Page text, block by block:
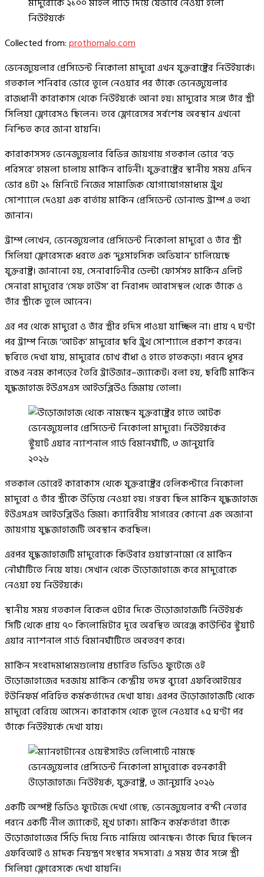
নিউইয়র্কে
Collected from:prothomalo.com
ভেনেজুয়েলার প্রেসিডেন্ট নিকোলা মাদুরো এখন যুক্তরাষ্ট্রের নিউইয়র্কে।
গতকাল শনিবার ভোরে তুলে নেওয়ার পর তাঁকে ভেনেজুয়েলার
রাজধানী কারাকাস থেকে নিউইয়র্কে আনা হয়। মাদুরোর সঙ্গে তাঁর স্ত্রী
সিলিয়া ফ্লোরেসও ছিলেন। তবে ফ্লোরেসের সর্বশেষ অবস্থান এখনো
নিশ্চিত করে জানা যায়নি।
কারাকাসসহ ভেনেজুয়েলার বিভিন্ন জায়গায় গতকাল ভোরে ‘বড়
পরিসরে’ হামলা চালায় মার্কিন বাহিনী। যুক্তরাষ্ট্রের স্থানীয় সময় এদিন
ভোর ৪টা ২১ মিনিটে নিজের সামাজিক যোগাযোগমাধ্যম ট্রুথ
সোশ্যালে দেওয়া এক বার্তায় মার্কিন প্রেসিডেন্ট ডোনাল্ড ট্রাম্প এ তথ্য
জানান।
ট্রাম্প লেখেন, ভেনেজুয়েলার প্রেসিডেন্ট নিকোলা মাদুরো ও তাঁর স্ত্রী
সিলিয়া ফ্লোরেসকে ধরতে এক ‘দুঃসাহসিক অভিযান’ চালিয়েছে
যুক্তরাষ্ট্র। জানানো হয়, সেনাবাহিনীর ডেল্টা ফোর্সসহ মার্কিন এলিট
সেনারা মাদুরোর ‘সেফ হাউস’ বা নিরাপদ আবাসস্থল থেকে তাঁকে ও
তাঁর স্ত্রীকে তুলে আনেন।
এর পর থেকে মাদুরো ও তাঁর স্ত্রীর হদিস পাওয়া যাচ্ছিল না। প্রায় ৭ ঘণ্টা
পর ট্রাম্প নিজে ‘আটক’ মাদুরোর ছবি ট্রুথ সোশ্যালে প্রকাশ করেন।
ছবিতে দেখা যায়, মাদুরোর চোখ বাঁধা ও হাতে হাতকড়া। পরনে ধূসর
রঙের নরম কাপড়ের তৈরি ট্রাউজার–জ্যাকেট। বলা হয়, ছবিটি মার্কিন
যুদ্ধজাহাজ ইউএসএস আইডব্লিউও জিমায় তোলা।
গতকাল ভোরেই কারাকাস থেকে যুক্তরাষ্ট্রের হেলিকপ্টারে নিকোলা
মাদুরো ও তাঁর স্ত্রীকে উড়িয়ে নেওয়া হয়। গন্তব্য ছিল মার্কিন যুদ্ধজাহাজ
ইউএসএস আইডব্লিউও জিমা। ক্যারিবীয় সাগরের কোনো এক অজানা
জায়গায় যুদ্ধজাহাজটি অবস্থান করছিল।
এরপর যুদ্ধজাহাজটি মাদুরোকে কিউবার গুয়ান্তানামো বে মার্কিন
নৌঘাঁটিতে নিয়ে যায়। সেখান থেকে উড়োজাহাজে করে মাদুরোকে
নেওয়া হয় নিউইয়র্কে।
স্থানীয় সময় গতকাল বিকেল ৫টার দিকে উড়োজাহাজটি নিউইয়র্ক
সিটি থেকে প্রায় ৭০ কিলোমিটার দূরে অবস্থিত অরেঞ্জ কাউন্টির স্টুয়ার্ট
এয়ার ন্যাশনাল গার্ড বিমানঘাঁটিতে অবতরণ করে।
মার্কিন সংবাদমাধ্যমগুলোয় প্রচারিত ভিডিও ফুটেজে ওই
উড়োজাহাজের দরজায় মার্কিন কেন্দ্রীয় তদন্ত ব্যুরো এফবিআইয়ের
ইউনিফর্ম পরিহিত কর্মকর্তাদের দেখা যায়। এরপর উড়োজাহাজটি থেকে
মাদুরো বেরিয়ে আসেন। কারাকাস থেকে তুলে নেওয়ার ১৫ ঘণ্টা পর
তাঁকে নিউইয়র্কে দেখা যায়।
একটি অস্পষ্ট ভিডিও ফুটেজে দেখা গেছে, ভেনেজুয়েলার বন্দী নেতার
পরনে একটি নীল জ্যাকেট, মুখ ঢাকা। মার্কিন কর্মকর্তারা তাঁকে
উড়োজাহাজের সিঁড়ি দিয়ে নিচে নামিয়ে আনছেন। তাঁকে ঘিরে ছিলেন
এফবিআই ও মাদক নিয়ন্ত্রণ সংস্থার সদস্যরা। এ সময় তাঁর সঙ্গে স্ত্রী
সিলিয়া ফ্লোরেসকে দেখা যায়নি।